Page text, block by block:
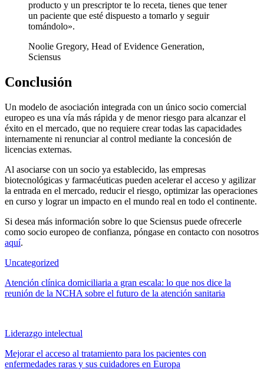
producto y un prescriptor te lo receta, tienes que tener
un paciente que esté dispuesto a tomarlo y seguir
tomándolo».
Noolie Gregory, Head of Evidence Generation,
Sciensus
Conclusión
Un modelo de asociación integrada con un único socio comercial
europeo es una vía más rápida y de menor riesgo para alcanzar el
éxito en el mercado, que no requiere crear todas las capacidades
internamente ni renunciar al control mediante la concesión de
licencias externas.
Al asociarse con un socio ya establecido, las empresas
biotecnológicas y farmacéuticas pueden acelerar el acceso y agilizar
la entrada en el mercado, reducir el riesgo, optimizar las operaciones
en curso y lograr un impacto en el mundo real en todo el continente.
Si desea más información sobre lo que Sciensus puede ofrecerle
como socio europeo de confianza, póngase en contacto con nosotros
aquí.
Uncategorized
Atención clínica domiciliaria a gran escala: lo que nos dice la
reunión de la NCHA sobre el futuro de la atención sanitaria
Liderazgo intelectual
Mejorar el acceso al tratamiento para los pacientes con
enfermedades raras y sus cuidadores en Europa